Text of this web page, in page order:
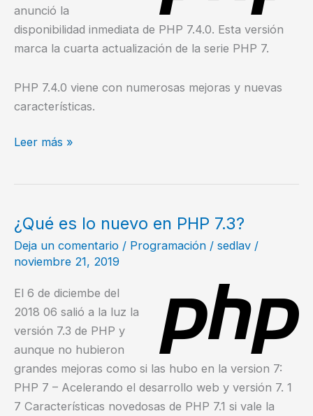
anunció la
disponibilidad inmediata de PHP 7.4.0. Esta versión
marca la cuarta actualización de la serie PHP 7.
PHP 7.4.0 viene con numerosas mejoras y nuevas
características.
¿Qué
en
PHP
7.4?
Leer más »
¿Qué es lo nuevo en PHP 7.3?
Deja un comentario / Programación / sedlav /
noviembre 21, 2019
El 6 de diciembe del
2018 06 salió a la luz la
versión 7.3 de PHP y
aunque no hubieron
grandes mejoras como si las hubo en la version 7:
PHP 7 – Acelerando el desarrollo web y versión 7. 1
7 Características novedosas de PHP 7.1 si vale la